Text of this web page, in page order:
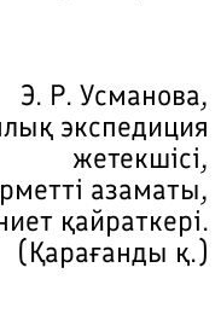
Э. Р. Усманова,
экспедиция
жетекшісі,
азаматы,
қайраткері.
(Қарағанды қ.)